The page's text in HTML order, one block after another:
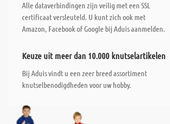
Alle dataverbindingen zijn veilig met een SSL
certificaat versleuteld. U kunt zich ook met
Amazon, Facebook of Google bij Aduis aanmelden.
Keuze uit meer dan 10.000 knutselartikelen
Bij Aduis vindt u een zeer breed assortiment
knutselbenodigdheden voor uw hobby.